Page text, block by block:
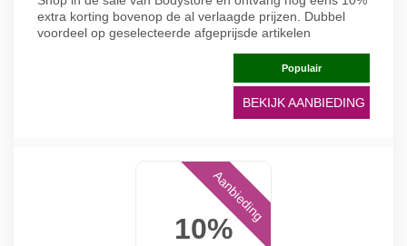
extra korting bovenop de al verlaagde prijzen. Dubbel
voordeel op geselecteerde afgeprijsde artikelen
Populair
BEKIJK AANBIEDING
10%
Aanbieding